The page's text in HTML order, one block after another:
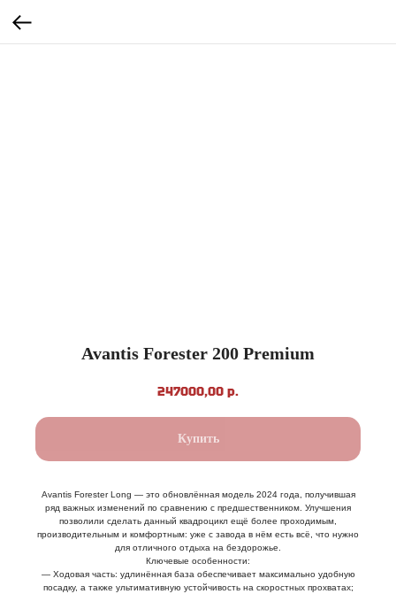
Avantis Forester 200 Premium
247000,00 р.
Купить
Avantis Forester Long — это обновлённая модель 2024 года, получившая
ряд важных изменений по сравнению с предшественником. Улучшения
позволили сделать данный квадроцикл ещё более проходимым,
производительным и комфортным: уже с завода в нём есть всё, что нужно
для отличного отдыха на бездорожье.
Ключевые особенности:
— Ходовая часть: удлинённая база обеспечивает максимально удобную
посадку, а также ультимативную устойчивость на скоростных прохватах;